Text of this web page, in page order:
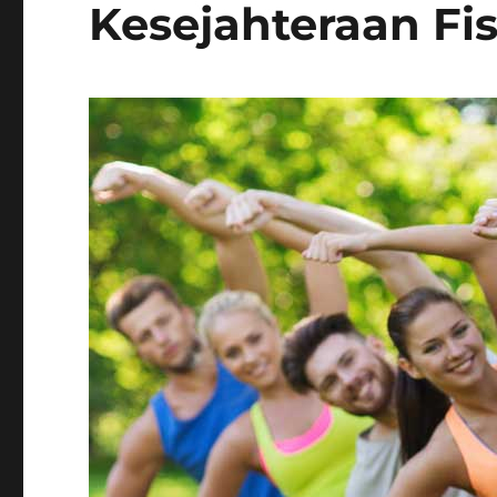
Kesejahteraan